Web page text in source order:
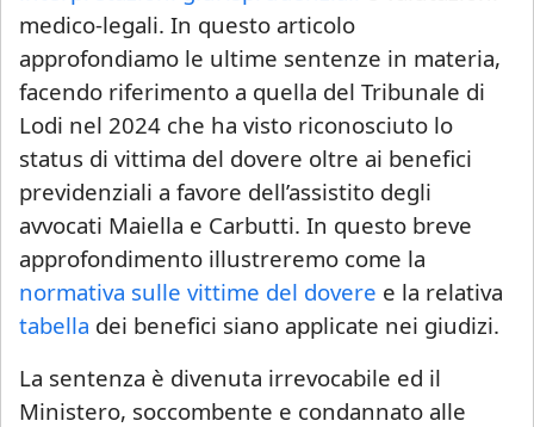
medico-legali. In questo articolo
approfondiamo le ultime sentenze in materia,
facendo riferimento a quella del Tribunale di
Lodi nel 2024 che ha visto riconosciuto lo
status di vittima del dovere oltre ai benefici
previdenziali a favore dell’assistito degli
avvocati Maiella e Carbutti. In questo breve
approfondimento illustreremo come la
normativa sulle vittime del dovere e la relativa
tabella dei benefici siano applicate nei giudizi.
La sentenza è divenuta irrevocabile ed il
Ministero, soccombente e condannato alle